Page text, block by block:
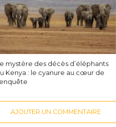
mystère des décès d’éléphants
Kenya : le cyanure au cœur de
AJOUTER UN COMMENTAIRE